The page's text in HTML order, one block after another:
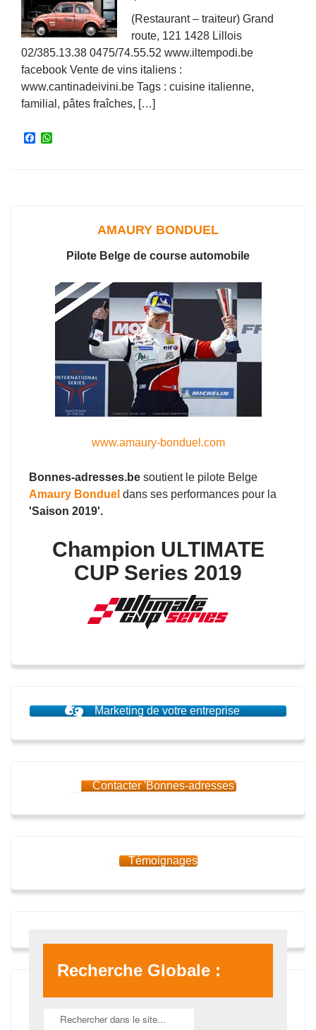
(Restaurant – traiteur) Grand
route, 121 1428 Lillois
02/385.13.38 0475/74.55.52 www.iltempodi.be
facebook Vente de vins italiens :
www.cantinadeivini.be Tags : cuisine italienne,
familial, pâtes fraîches, […]
F
AMAURY BONDUEL
Pilote Belge de course automobile
www.amaury-bonduel.com
Bonnes-adresses.be soutient le pilote Belge
Amaury Bonduel dans ses performances pour la
'Saison 2019'.
Champion ULTIMATE
CUP Series 2019
Marketing de votre entreprise
Contacter 'Bonnes-adresses'
Témoignages
Recherche Globale :